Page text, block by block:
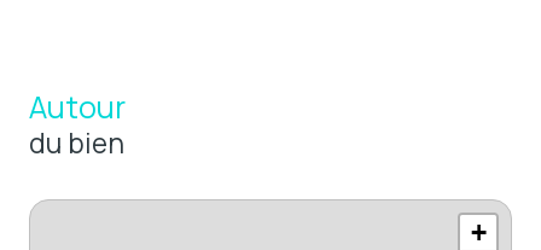
Autour
du bien
+